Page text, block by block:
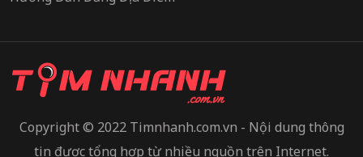
Copyright © 2022 Timnhanh.com.vn - Nội dung thông
tin được tổng hợp từ nhiều nguồn trên Internet.